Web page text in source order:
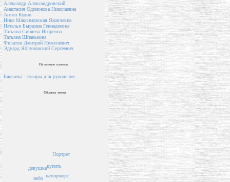
Александр Александровский
Анастасия Одинокова Николаевна
Антон Кудин
Инна Максимовская Яковлевна
Наталья Бырдина Геннадиевна
Татьяна Синяева Игоревна
Татьяна Шпанькова
Филатов Дмитрий Николаевич
Эдуард Яблуновский Сергеевич
Полезные ссылки
Ежевика - товары для рукоделия
Облако тегов
натюрморт
купить
небо
Портрет
девушка